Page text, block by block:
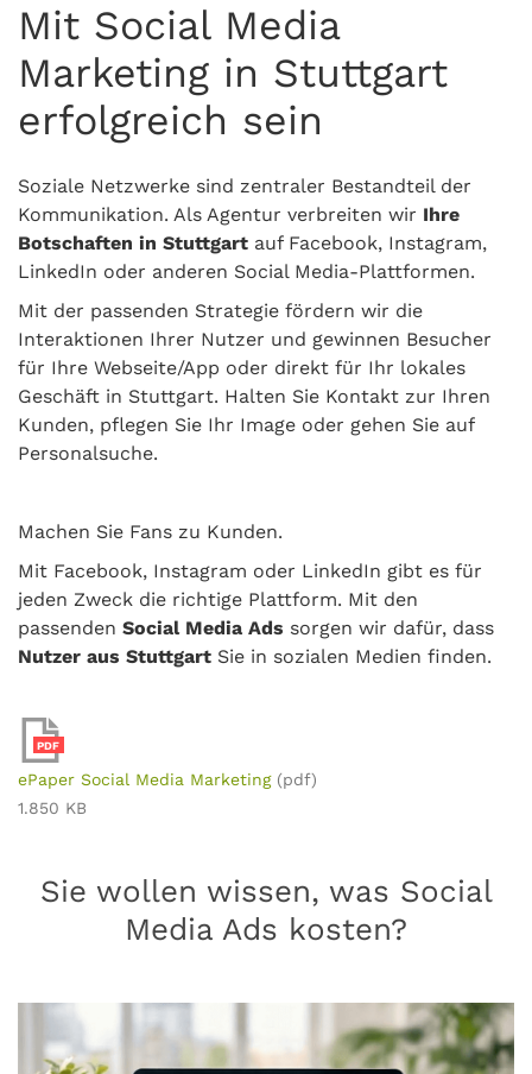
Mit Social Media
Marketing in Stuttgart
erfolgreich sein
Soziale Netzwerke sind zentraler Bestandteil der
Kommunikation. Als Agentur verbreiten wir Ihre
Botschaften in Stuttgart auf Facebook, Instagram,
LinkedIn oder anderen Social Media-Plattformen.
Mit der passenden Strategie fördern wir die
Interaktionen Ihrer Nutzer und gewinnen Besucher
für Ihre Webseite/App oder direkt für Ihr lokales
Geschäft in Stuttgart. Halten Sie Kontakt zur Ihren
Kunden, pflegen Sie Ihr Image oder gehen Sie auf
Personalsuche.
Machen Sie Fans zu Kunden.
Mit Facebook, Instagram oder LinkedIn gibt es für
jeden Zweck die richtige Plattform. Mit den
passenden Social Media Ads sorgen wir dafür, dass
Nutzer aus Stuttgart Sie in sozialen Medien finden.
PDF
ePaper Social Media Marketing (pdf)
1.850 KB
Sie wollen wissen, was Social
Media Ads kosten?